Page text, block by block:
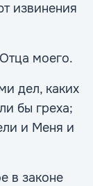
извинения
моего.
дел, каких
бы греха;
и Меня и
в законе